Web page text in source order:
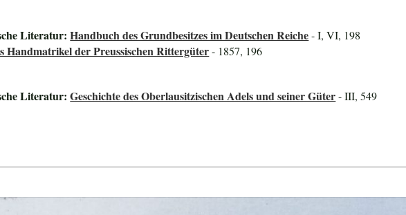
Literatur:Handbuch des Grundbesitzes im Deutschen Reiche- I, VI, 198
Handmatrikel der Preussischen Rittergüter- 1857, 196
Literatur:Geschichte des Oberlausitzischen Adels und seiner Güter- III, 549